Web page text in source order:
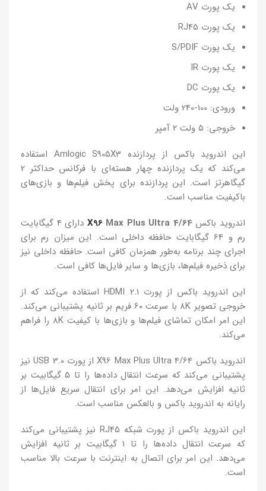
یک پورت AV
یک پورت RJ45
یک پورت S/PDIF
یک پورت IR
یک پورت DC
ورودی: 100-240 ولت
خروجی: 5 ولت 2 آمپر
این اندروید باکس از پردازنده Amlogic S905X3 استفاده
می‌کند که یک پردازنده چهار هسته‌ای با فرکانس حداکثر 2
گیگاهرتز است. این پردازنده برای پخش فیلم‌ها و بازی‌های
باکیفیت مناسب است.
اندروید باکس
X96Max Plus Ultra 4/64
دارای 4 گیگابایت
رم و 64 گیگابایت حافظه داخلی است. این میزان رم برای
اجرای چند برنامه به‌طور همزمان کافی است. حافظه داخلی نیز
برای ذخیره فیلم‌ها، بازی‌ها و سایر فایل‌ها کافی است.
این اندروید باکس از پورت HDMI 2.1 استفاده می‌کند که از
خروجی تصویر 8K با سرعت 60 فریم بر ثانیه پشتیبانی می‌کند.
این امر امکان تماشای فیلم‌ها و بازی‌ها با کیفیت 8K را فراهم
می‌کند.
اندروید باکس X96 Max Plus Ultra 4/64 از پورت USB 3.0 نیز
پشتیبانی می‌کند که سرعت انتقال داده‌ها را تا 5 گیگابیت بر
ثانیه افزایش می‌دهد. این امر برای انتقال سریع فایل‌ها از
رایانه به اندروید باکس و بالعکس مناسب است.
این اندروید باکس از پورت شبکه RJ45 نیز پشتیبانی می‌کند
که سرعت انتقال داده‌ها را تا 1 گیگابیت بر ثانیه افزایش
می‌دهد. این امر برای اتصال به اینترنت با سرعت بالا مناسب
است.